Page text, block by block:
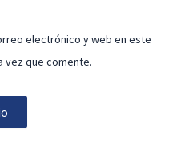
electrónico y web en este
vez que comente.